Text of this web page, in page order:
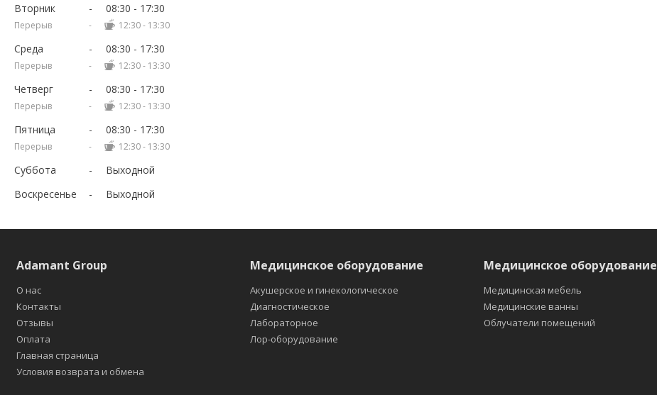
Вторник 08:30 17:30
12:30 13:30
Среда 08:30 17:30
12:30 13:30
Четверг 08:30 17:30
12:30 13:30
Пятница 08:30 17:30
12:30 13:30
Суббота
Выходной
Воскресенье
Выходной
Adamant Group
О нас
Контакты
Отзывы
Оплата
Главная страница
Условия возврата и обмена
Медицинское оборудование
Акушерское и гинекологическое
Диагностическое
Лабораторное
Лор-оборудование
Медицинское оборудование
Медицинская мебель
Медицинские ванны
Облучатели помещений